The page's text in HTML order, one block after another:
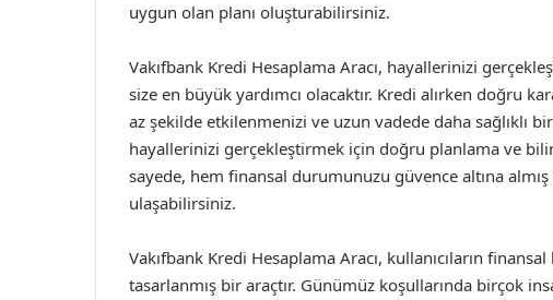
uygun olan planı oluşturabilirsiniz.
Vakıfbank Kredi Hesaplama Aracı, hayallerinizi
size en büyük yardımcı olacaktır. Kredi alırken doğru
az şekilde etkilenmenizi ve uzun vadede daha sağlıklı
hayallerinizi gerçekleştirmek için doğru planlama ve
sayede, hem finansal durumunuzu güvence altına
ulaşabilirsiniz.
Vakıfbank Kredi Hesaplama Aracı, kullanıcıların
tasarlanmış bir araçtır. Günümüz koşullarında birçok